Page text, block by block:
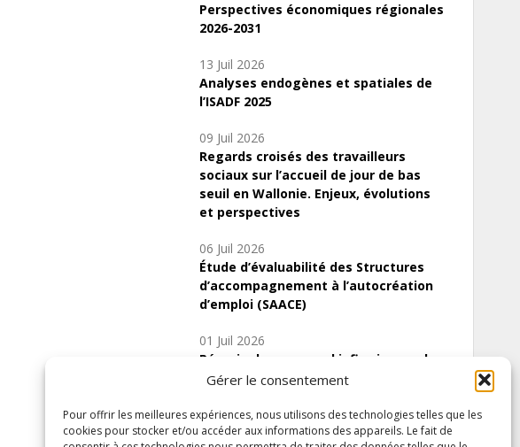
Gérer le consentement
Pour offrir les meilleures expériences, nous utilisons des technologies telles que les
cookies pour stocker et/ou accéder aux informations des appareils. Le fait de
Perspectives économiques régionales
2026-2031
13 Juil 2026
Analyses endogènes et spatiales de
l’ISADF 2025
09 Juil 2026
Regards croisés des travailleurs
sociaux sur l’accueil de jour de bas
seuil en Wallonie. Enjeux, évolutions
et perspectives
06 Juil 2026
Étude d’évaluabilité des Structures
d’accompagnement à l’autocréation
d’emploi (SAACE)
01 Juil 2026
Pénurie du personnel infirmier :quels
indicateurs d’offre de soins pour